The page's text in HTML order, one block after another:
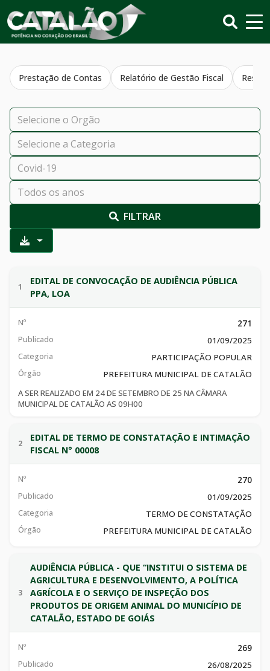
Prestação de Contas Relatório de Gestão Fiscal
FILTRAR
1
EDITAL DE CONVOCAÇÃO DE AUDIÊNCIA PÚBLICA
PPA, LOA
Nº 271
Publicado 01/09/2025
Categoria PARTICIPAÇÃO POPULAR
Órgão
PREFEITURA MUNICIPAL DE CATALÃO
A SER REALIZADO EM 24 DE SETEMBRO DE 25 NA CÂMARA
MUNICIPAL DE CATALÃO AS 09H00
2
EDITAL DE TERMO DE CONSTATAÇÃO E INTIMAÇÃO
FISCAL N° 00008
Nº 270
Publicado 01/09/2025
Categoria TERMO DE CONSTATAÇÃO
Órgão PREFEITURA MUNICIPAL DE CATALÃO
3
AUDIÊNCIA PÚBLICA - QUE “INSTITUI O SISTEMA DE
AGRICULTURA E DESENVOLVIMENTO, A POLÍTICA
AGRÍCOLA E O SERVIÇO DE INSPEÇÃO DOS
PRODUTOS DE ORIGEM ANIMAL DO MUNICÍPIO DE
CATALÃO, ESTADO DE GOIÁS
Nº 269
Publicado 26/08/2025